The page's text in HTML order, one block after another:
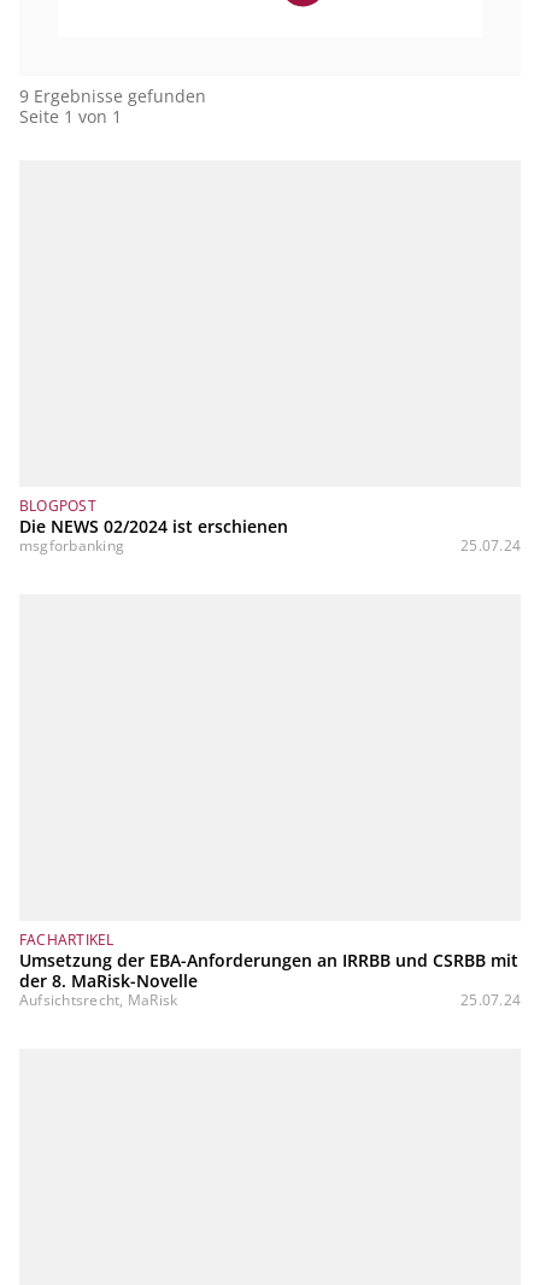
9 Ergebnisse gefunden
Seite 1 von 1
BLOGPOST
Die NEWS 02/2024 ist erschienen
msgforbanking 25.07.24
FACHARTIKEL
Umsetzung der EBA-Anforderungen an IRRBB und CSRBB mit
der 8. MaRisk-Novelle
Aufsichtsrecht, MaRisk 25.07.24